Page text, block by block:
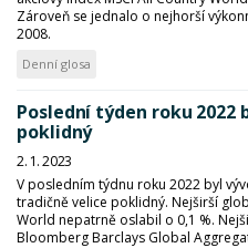
Zároveň se jednalo o nejhorší
2008.
Denní glosa
Poslední týden roku 2022
poklidný
2. 1. 2023
V posledním týdnu roku 2022 byl
tradičně velice poklidný. Nejširší
World nepatrně oslabil o 0,1 %.
Bloomberg Barclays Global